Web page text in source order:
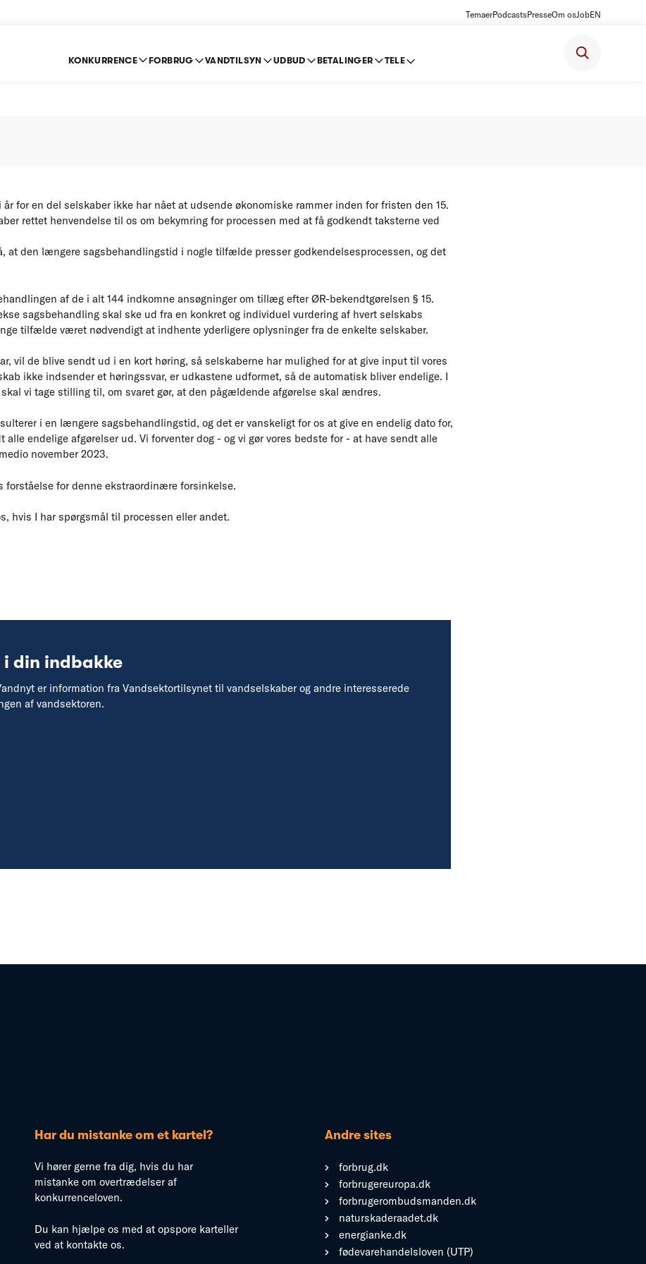
TemaerPodcastsPresseOm osJobEN
KONKURRENCE FORBRUG VANDTILSYN UDBUD BETALINGER TELE
for en del selskaber ikke har nået at udsende økonomiske rammer inden for fristen den 15.
rettet henvendelse til os om bekymring for processen med at få godkendt taksterne ved
at den længere sagsbehandlingstid i nogle tilfælde presser godkendelsesprocessen, og det
af de i alt 144 indkomne ansøgninger om tillæg efter ØR-bekendtgørelsen § 15.
sagsbehandling skal ske ud fra en konkret og individuel vurdering af hvert selskabs
tilfælde været nødvendigt at indhente yderligere oplysninger fra de enkelte selskaber.
vil de blive sendt ud i en kort høring, så selskaberne har mulighed for at give input til vores
ikke indsender et høringssvar, er udkastene udformet, så de automatisk bliver endelige. I
vi tage stilling til, om svaret gør, at den pågældende afgørelse skal ændres.
i en længere sagsbehandlingstid, og det er vanskeligt for os at give en endelig dato for,
alle endelige afgørelser ud. Vi forventer dog - og vi gør vores bedste for - at have sendt alle
november 2023.
forståelse for denne ekstraordinære forsinkelse.
hvis I har spørgsmål til processen eller andet.
din indbakke
er information fra Vandsektortilsynet til vandselskaber og andre interesserede
af vandsektoren.
Har du mistanke om et kartel?
Vi hører gerne fra dig, hvis du har
mistanke om overtrædelser af
konkurrenceloven.
Du kan hjælpe os med at opspore karteller
ved at kontakte os.
Andre sites
forbrug.dk
forbrugereuropa.dk
forbrugerombudsmanden.dk
naturskaderaadet.dk
energianke.dk
fødevarehandelsloven (UTP)